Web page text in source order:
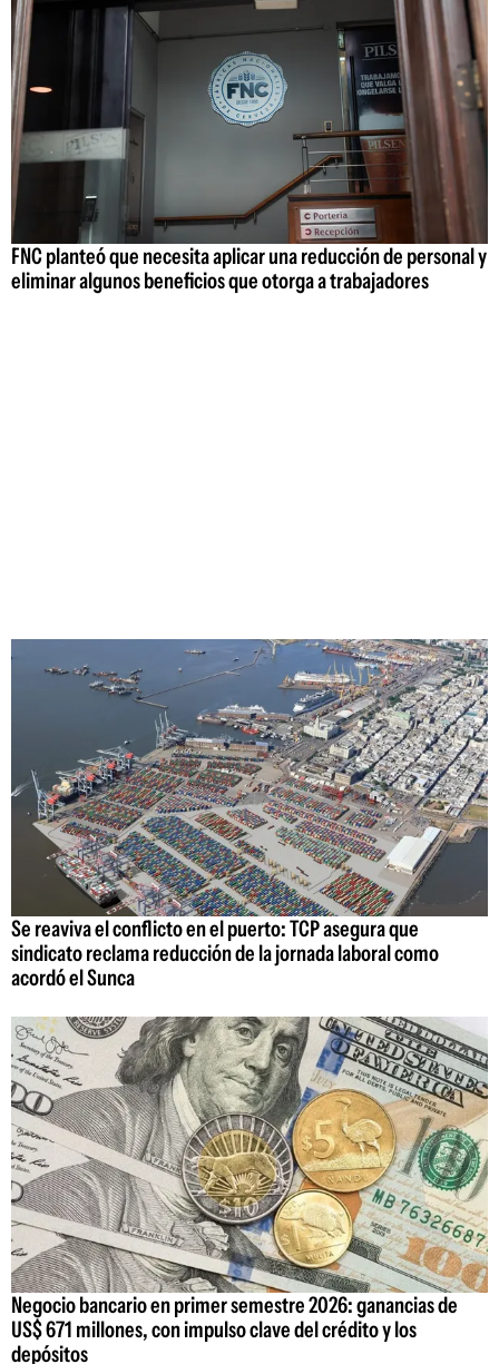
FNC planteó que necesita aplicar una reducción de personal y
eliminar algunos beneficios que otorga a trabajadores
Se reaviva el conflicto en el puerto: TCP asegura que
sindicato reclama reducción de la jornada laboral como
acordó el Sunca
Negocio bancario en primer semestre 2026: ganancias de
US$ 671 millones, con impulso clave del crédito y los
depósitos